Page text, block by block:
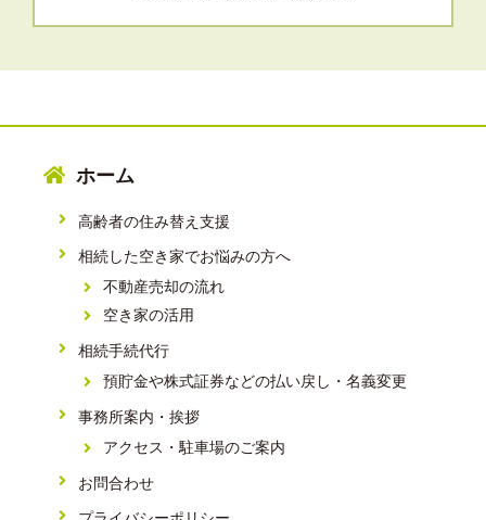
ホーム
高齢者の住み替え支援
相続した空き家でお悩みの方へ
不動産売却の流れ
空き家の活用
相続手続代行
預貯金や株式証券などの払い戻し・名義変更
事務所案内・挨拶
アクセス・駐車場のご案内
お問合わせ